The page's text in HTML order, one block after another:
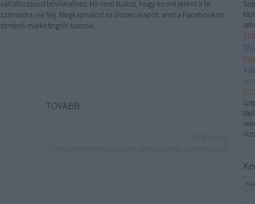
vállalkozásod bővítéséhez. Ha nem tudod, hogy ez mit jelent a te
számodra, ne félj. Megkaphatod az összes alapot, amit a Facebookon
történő marketingről tudnod…
TOVÁBB